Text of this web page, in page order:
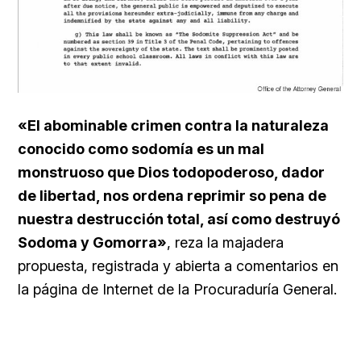
«El abominable crimen contra la naturaleza
conocido como sodomía es un mal
monstruoso que Dios todopoderoso, dador
de libertad, nos ordena reprimir so pena de
nuestra destrucción total, así como destruyó
Sodoma y Gomorra», reza la majadera
propuesta, registrada y abierta a comentarios en
la página de Internet de la Procuraduría General.